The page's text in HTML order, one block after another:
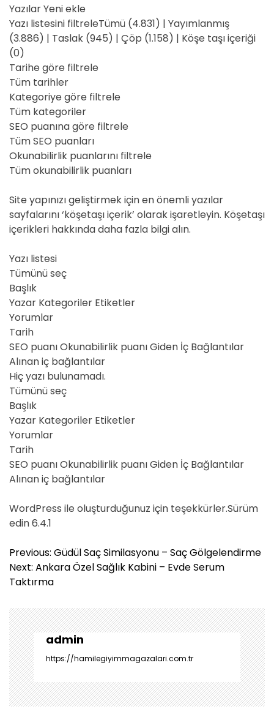
Yazılar Yeni ekle
Yazı listesini filtreleTümü (4.831) | Yayımlanmış
(3.886) | Taslak (945) | Çöp (1.158) | Köşe taşı içeriği
(0)
Tarihe göre filtrele
Tüm tarihler
Kategoriye göre filtrele
Tüm kategoriler
SEO puanına göre filtrele
Tüm SEO puanları
Okunabilirlik puanlarını filtrele
Tüm okunabilirlik puanları
Site yapınızı geliştirmek için en önemli yazılar
sayfalarını ‘köşetaşı içerik’ olarak işaretleyin. Köşetaşı
içerikleri hakkında daha fazla bilgi alın.
Yazı listesi
Tümünü seç
Başlık
Yazar Kategoriler Etiketler
Yorumlar
Tarih
SEO puanı Okunabilirlik puanı Giden İç Bağlantılar
Alınan iç bağlantılar
Hiç yazı bulunamadı.
Tümünü seç
Başlık
Yazar Kategoriler Etiketler
Yorumlar
Tarih
SEO puanı Okunabilirlik puanı Giden İç Bağlantılar
Alınan iç bağlantılar
WordPress ile oluşturduğunuz için teşekkürler.Sürüm
edin 6.4.1
Y
a
z
g
e
z
i
n
m
e
Previous: Güdül Saç Similasyonu – Saç Gölgelendirme
Next: Ankara Özel Sağlık Kabini – Evde Serum
Taktırma
admin
https://hamilegiyimmagazalari.com.tr